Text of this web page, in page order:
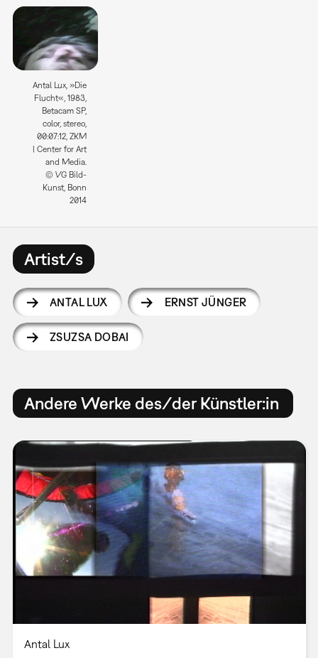
Antal Lux, »Die
Flucht«, 1983,
Betacam SP,
color, stereo,
00:07:12, ZKM
| Center for Art
and Media.
© VG Bild-
Kunst, Bonn
2014
Artist/s
ANTAL LUX ERNST JÜNGER
ZSUZSA DOBAI
Andere Werke des/der Künstler:in
Antal Lux